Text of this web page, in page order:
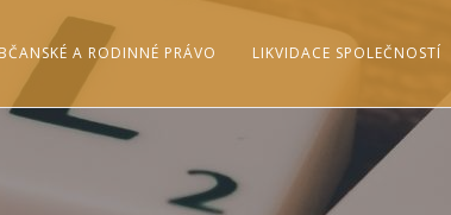
A RODINNÉ PRÁVO LIKVIDACE SPOLEČNOSTÍ